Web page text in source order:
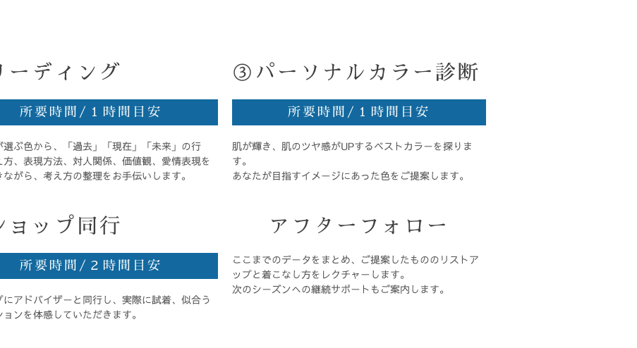
ディング
所要時間/１時間目安
選ぶ色から、「過去」「現在」「未来」の行
方、表現方法、対人関係、価値観、愛情表現を
ながら、考え方の整理をお手伝いします。
③パーソナルカラー診断
所要時間/１時間目安
肌が輝き、肌のツヤ感がUPするベストカラーを探りま
す。
あなたが目指すイメージにあった色をご提案します。
ップ同行
所要時間/２時間目安
にアドバイザーと同行し、実際に試着、似合う
ョンを体感していただきます。
アフターフォロー
ここまでのデータをまとめ、ご提案したもののリストア
ップと着こなし方をレクチャーします。
次のシーズンへの継続サポートもご案内します。